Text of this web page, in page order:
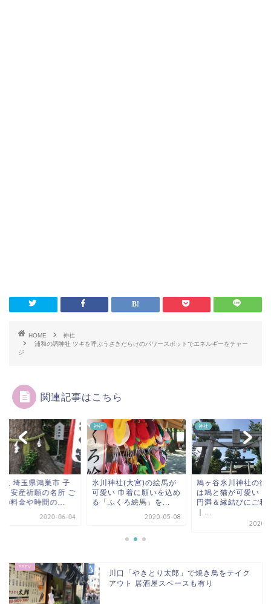
HOME
神社
浦和の調神社 ツキを呼ぶうさぎだらけのパワースポットでエネルギーをチャー
ジ
関連記事はこちら
神社(大宮)の絵馬が
い 巾着に願いを込め
ふくろ絵馬」を...
2020-05-08
神社
鳩ヶ谷氷川神社の御朱印
は鳩と猫が可愛い！夫婦
円満＆縁結びにご利益
神社
鴻神社 埼玉県鴻巣市
授けと安産祈願の名
祈祷の料金や時間の
川口「やきとり太郎」で焼き鳥をテイク
アウト 居酒屋スペースも有り